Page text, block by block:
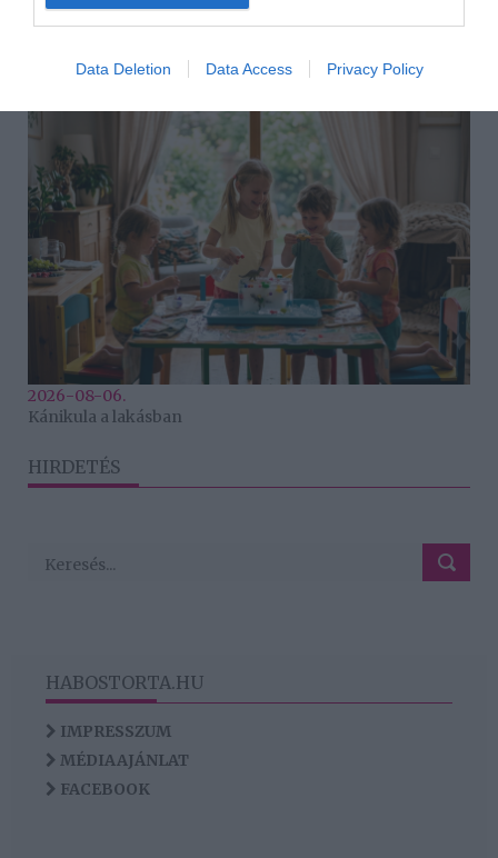
Data Deletion Data Access Privacy Policy
2026-08-06.
Ahány ház, annyi hűsítő
2026-08-06.
Kánikula a lakásban
HIRDETÉS
HABOSTORTA.HU
IMPRESSZUM
MÉDIAAJÁNLAT
FACEBOOK